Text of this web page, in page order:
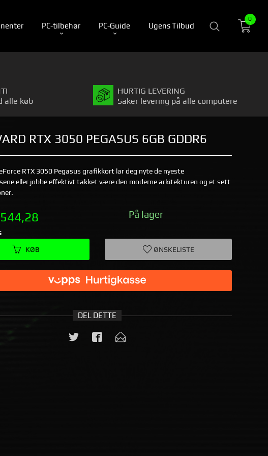
PC-tilbehør PC-Guide Ugens Tilbud
0
alle køb
HURTIG LEVERING
Säker levering på alle computere
RTX 3050 PEGASUS 6GB GDDR6
RTX 3050 Pegasus grafikkort lar deg nyte de nyeste
eller jobbe effektivt takket være den moderne arkitekturen og et sett
På lager
KØB ØNSKELISTE
DEL DETTE